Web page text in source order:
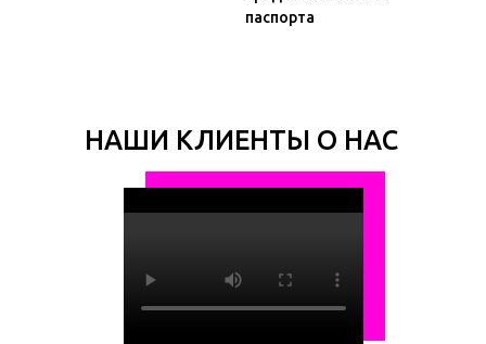
паспорта
НАШИ КЛИЕНТЫ О НАС